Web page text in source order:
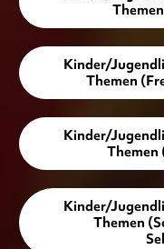
Kinder/
Themen
Kinder/
Themen
Kinder/
Themen